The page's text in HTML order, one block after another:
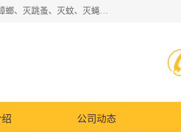
江门市瑞可环境科技有限公司是具有白蚁防治资质的大型专业除四害公司;专业灭老鼠、灭臭虫、灭蟑螂、灭跳蚤、灭蚊、灭蝇、灭白蚁、防蛇等各种害虫的防治。经过多年的努力，公司发展成为集PCO研究、生物制药、害虫防治于一体的专业杀虫灭鼠公司。
公司动态